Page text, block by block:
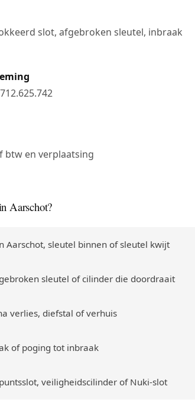
slot, afgebroken sleutel, inbraak
btw en verplaatsing
Aarschot?
Aarschot, sleutel binnen of sleutel kwijt
sleutel of cilinder die doordraait
verlies, diefstal of verhuis
of poging tot inbraak
veiligheidscilinder of Nuki-slot